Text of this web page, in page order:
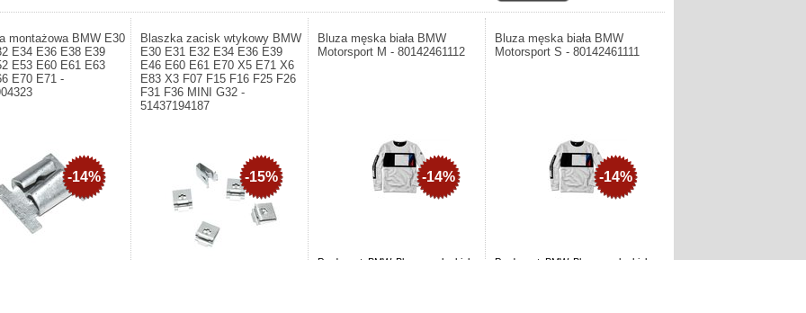
montażowa BMW E30
E34 E36 E38 E39
E53 E60 E61 E63
E70 E71 -
-14%
Blaszka zacisk wtykowy BMW
E30 E31 E32 E34 E36 E39
E46 E60 E61 E70 X5 E71 X6
E83 X3 F07 F15 F16 F25 F26
F31 F36 MINI G32 -
51437194187
-15%
Bluza męska biała BMW
Motorsport M - 80142461112
Producent: BMW. Bluza męska biała
-14%
Bluza męska biała BMW
Motorsport S - 80142461111
Producent: BMW. Bluza męska biała
-14%